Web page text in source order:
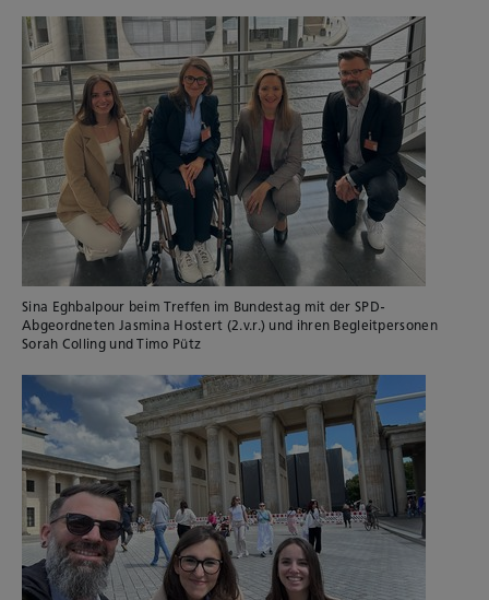
Sina Eghbalpour beim Treffen im Bundestag mit der SPD-
Abgeordneten Jasmina Hostert (2.v.r.) und ihren Begleitpersonen
Sorah Colling und Timo Pütz